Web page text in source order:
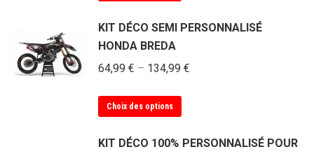
a
Les
options
choisies
KIT DÉCO SEMI PERSONNALISÉ
HONDA BREDA
64,99 € – 134,99 €
Choix des options
a
KIT DÉCO 100% PERSONNALISÉ POUR